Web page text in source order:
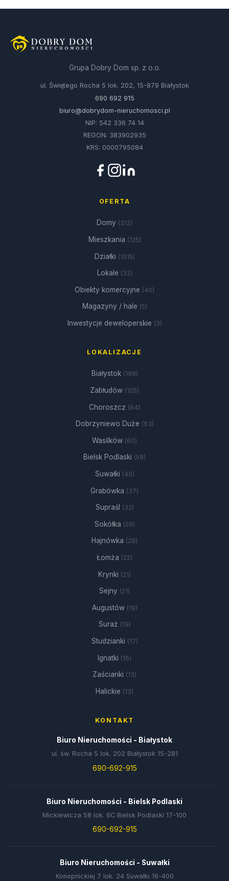
Grupa Dobry Dom sp. z o.o.
ul. Świętego Rocha 5 lok. 202, 15-879 Białystok
690 692 915
biuro@dobrydom-nieruchomosci.pl
NIP: 542 336 74 14
REGON: 383902935
KRS: 0000795084
OFERTA
Domy (312)
Mieszkania (125)
Działki (1015)
Lokale (32)
Obiekty komercyjne (40)
Magazyny / hale (5)
Inwestycje deweloperskie (3)
LOKALIZACJE
Białystok (199)
Zabłudów (105)
Choroszcz (64)
Dobrzyniewo Duże (63)
Wasilków (60)
Bielsk Podlaski (59)
Suwałki (40)
Grabówka (37)
Supraśl (32)
Sokółka (29)
Hajnówka (28)
Łomża (22)
Krynki (21)
Sejny (21)
Augustów (19)
Suraż (19)
Studzianki (17)
Ignatki (16)
Zaścianki (13)
Halickie (13)
KONTAKT
Biuro Nieruchomości - Białystok
ul. św. Rocha 5 lok. 202 Białystok 15-281
690-692-915
Biuro Nieruchomości - Bielsk Podlaski
Mickiewicza 58 lok. 6C Bielsk Podlaski 17-100
690-692-915
Biuro Nieruchomości - Suwałki
Konopnickiej 7 lok. 24 Suwałki 16-400